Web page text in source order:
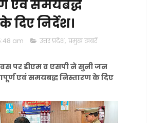
एवं समयबद्ध
दिए निर्देश।
am उत्तर प्रदेश, प्रमुख खबरें
पर डीएम व एसपी ने सुनी जन
एवं समयबद्ध निस्तारण के दिए